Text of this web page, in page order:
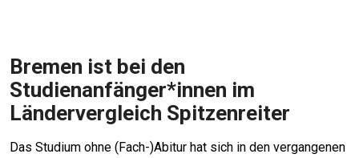
Bremen ist bei den
Studienanfänger*innen im
Ländervergleich Spitzenreiter
Das Studium ohne (Fach-)Abitur hat sich in den vergangenen